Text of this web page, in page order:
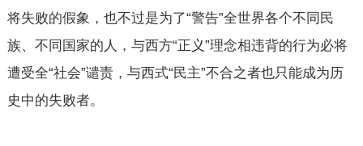
将失败的假象，也不过是为了“警告”全世界各个不同民
族、不同国家的人，与西方“正义”理念相违背的行为必将
遭受全“社会”谴责，与西式“民主”不合之者也只能成为历
史中的失败者。